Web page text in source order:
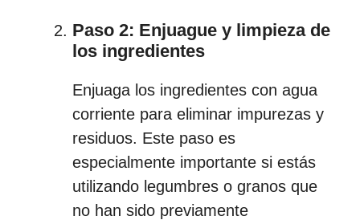
Paso 2: Enjuague y limpieza de
los ingredientes
Enjuaga los ingredientes con agua
corriente para eliminar impurezas y
residuos. Este paso es
especialmente importante si estás
utilizando legumbres o granos que
no han sido previamente